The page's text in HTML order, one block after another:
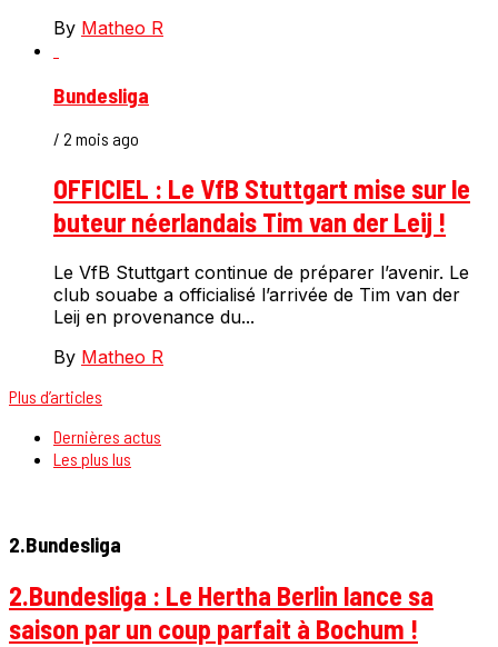
By Matheo R
Bundesliga
/ 2 mois ago
OFFICIEL : Le VfB Stuttgart mise sur le
buteur néerlandais Tim van der Leij !
Le VfB Stuttgart continue de préparer l’avenir. Le
club souabe a officialisé l’arrivée de Tim van der
Leij en provenance du...
By Matheo R
Plus d’articles
Dernières actus
Les plus lus
2.Bundesliga
2.Bundesliga : Le Hertha Berlin lance sa
saison par un coup parfait à Bochum !